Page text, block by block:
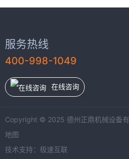
服务热线
400-998-1049
在线咨询
Copyright © 2025 德州正鼎机械设备
地图
技术支持： 极速互联